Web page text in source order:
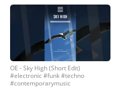
OE - Sky High (Short Edit)
#electronic #funk #techno
#contemporarymusic